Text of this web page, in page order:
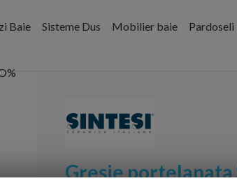
Baie Sisteme Dus Mobilier baie Pardoseli
Gresie